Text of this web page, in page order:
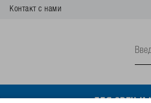
Контакт с нами